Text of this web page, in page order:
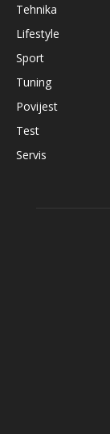
Tehnika
Lifestyle
Sport
Tuning
Povijest
Test
Servis